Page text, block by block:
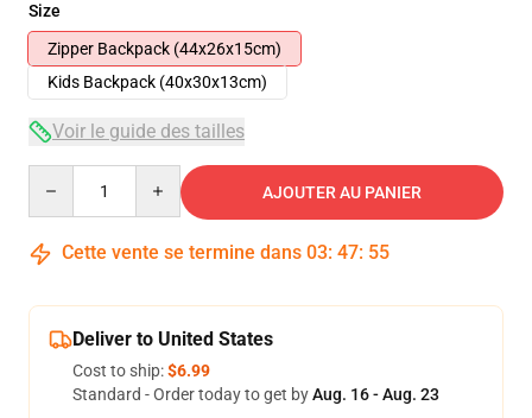
Size
Zipper Backpack (44x26x15cm)
Kids Backpack (40x30x13cm)
Voir le guide des tailles
AJOUTER AU PANIER
Cette vente se termine dans 03: 47: 54
Deliver to United States
Cost to ship:$6.99
Standard - Order today to get byAug. 16 - Aug. 23